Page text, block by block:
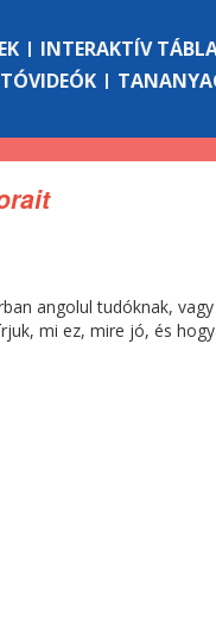
INTERAKTÍV
angolul tudóknak,
mi ez, mire jó, és